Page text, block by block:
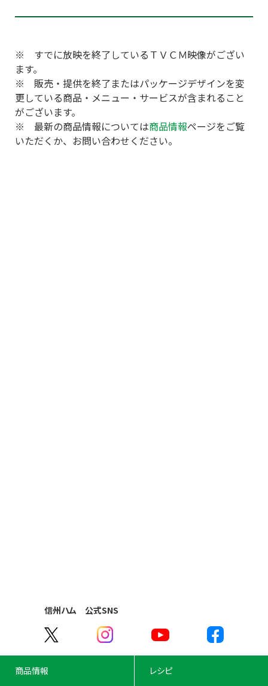
※ すでに放映を終了しているＴＶＣＭ映像がござい
ます。
※ 販売・提供を終了またはパッケージデザインを変
更している商品・メニュー・サービスが含まれること
がございます。
※ 最新の商品情報については商品情報ページをご覧
いただくか、お問い合わせください。
信州ハム 公式SNS
商品情報 レシピ